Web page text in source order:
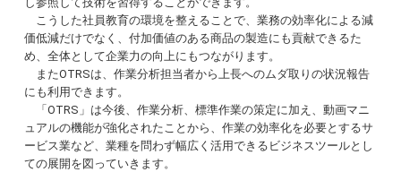
こうした社員教育の環境を整えることで、業務の効率化による減
価低減だけでなく、付加価値のある商品の製造にも貢献できるた
め、全体として企業力の向上にもつながります。
またOTRSは、作業分析担当者から上長へのムダ取りの状況報告
にも利用できます。
「OTRS」は今後、作業分析、標準作業の策定に加え、動画マニ
ュアルの機能が強化されたことから、作業の効率化を必要とするサ
ービス業など、業種を問わず幅広く活用できるビジネスツールとし
ての展開を図っていきます。